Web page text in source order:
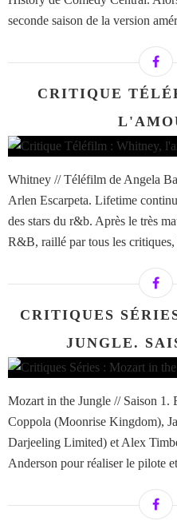
seconde saison de la version
CRITIQUE
Whitney // Téléfilm de Angela
Arlen Escarpeta. Lifetime
des stars du r&b. Après le très
R&B, raillé par tous les
CRITIQUES
JUNGLE.
Mozart in the Jungle // Saison 1.
Coppola (Moonrise Kingdom),
Darjeeling Limited) et Alex
Anderson pour réaliser le pilote